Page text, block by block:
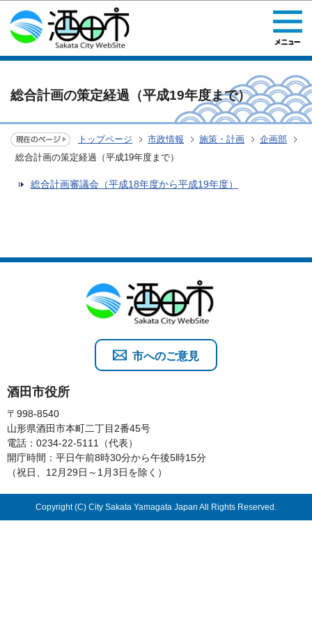
このページの本文へ移動
総合計画の策定経過（平成19年度まで）
トップページ 市政情報 施策・計画
企画部
総合計画の策定経過（平成19年度まで）
総合計画審議会（平成18年度から平成19年度）
酒田市役所
〒998-8540
山形県酒田市本町二丁目2番45号
電話：0234-22-5111（代表）
開庁時間：平日午前8時30分から午後5時15分
（祝日、12月29日～1月3日を除く）
市へのご意見
Copyright (C) City Sakata Yamagata Japan All Rights Reserved.